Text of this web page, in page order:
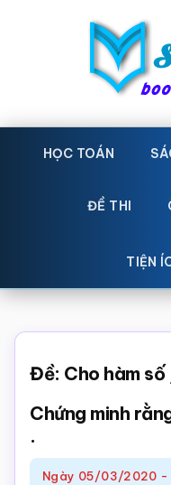
Sách
Toán
toán
Học
toán,
giáo
Toán,
trắc
nghiệm
online
HỌC TOÁN
ĐỀ THI
TIỆN
Đề: Cho hàm số
Chứng minh
.
Ngày 05/03/2020 -